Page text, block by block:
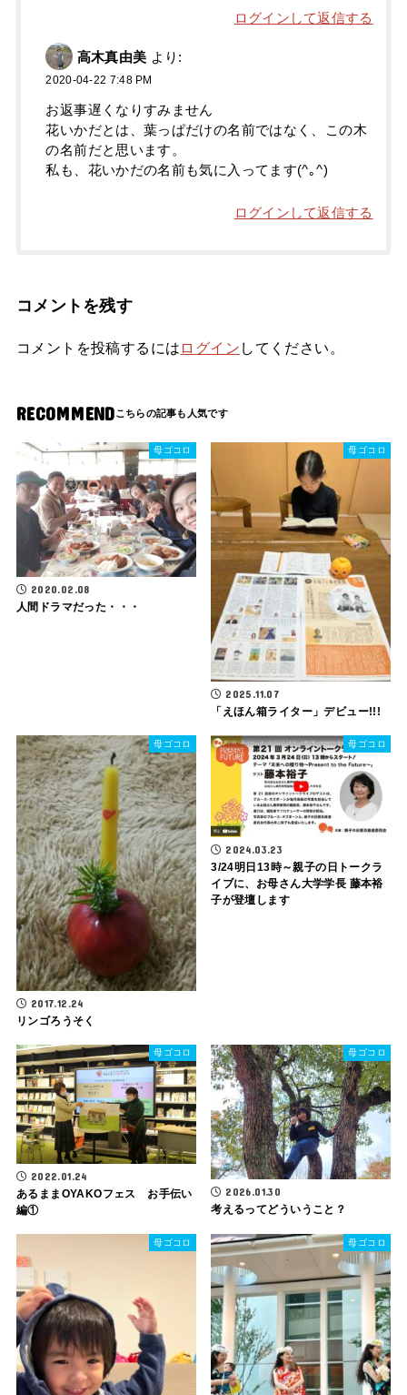
ログインして返信する
高木真由美 より:
2020-04-22 7:48 PM
お返事遅くなりすみません
花いかだとは、葉っぱだけの名前ではなく、この木
の名前だと思います。
私も、花いかだの名前も気に入ってます(^｡^)
ログインして返信する
コメントを残す
コメントを投稿するには ログイン してください。
RECOMMEND
母ゴコロ
2020.02.08
人間ドラマだった・・・
母ゴコロ
2025.11.07
「えほん箱ライター」デビュー!!!
母ゴコロ
2017.12.24
リンゴろうそく
母ゴコロ
2024.03.23
3/24明日13時～親子の日トークラ
イブに、お母さん大学学長 藤本裕
子が登壇します
母ゴコロ
2022.01.24
あるままOYAKOフェス お手伝い
編①
母ゴコロ
2026.01.30
考えるってどういうこと？
母ゴコロ 母ゴコロ